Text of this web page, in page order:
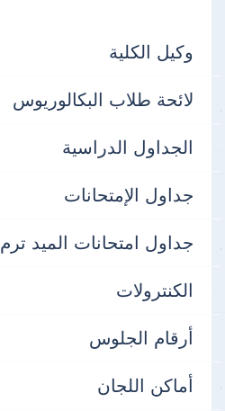
وكيل الكلية
لائحة طلاب البكالوريوس
الجداول الدراسية
جداول الإمتحانات
جداول امتحانات الميد ترم
الكنترولات
أرقام الجلوس
أماكن اللجان